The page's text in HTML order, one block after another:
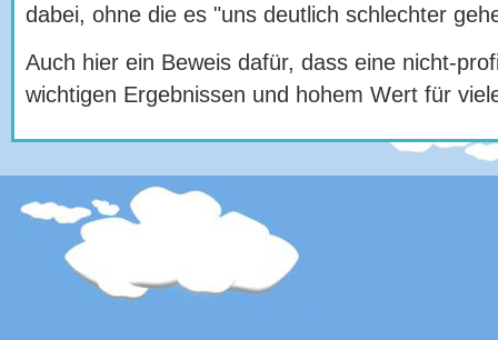
dabei, ohne die es "uns deutlich schlechter
Auch hier ein Beweis dafür, dass eine nicht-
wichtigen Ergebnissen und hohem Wert für